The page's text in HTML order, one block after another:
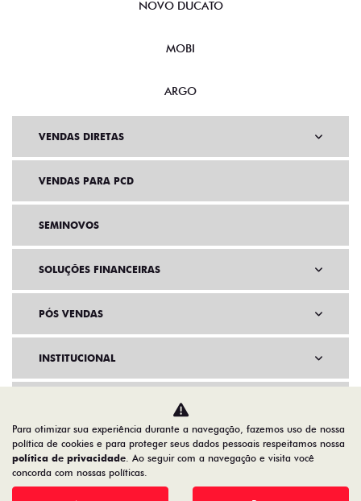
NOVO DUCATO
MOBI
ARGO
VENDAS DIRETAS
VENDAS PARA PCD
SEMINOVOS
SOLUÇÕES FINANCEIRAS
PÓS VENDAS
INSTITUCIONAL
Para otimizar sua experiência durante a navegação, fazemos uso de nossa
política de cookies e para proteger seus dados pessoais respeitamos nossa
política de privacidade. Ao seguir com a navegação e visita você
concorda com nossas políticas.